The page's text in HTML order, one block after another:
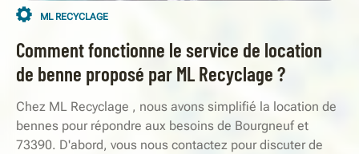
ML RECYCLAGE
Comment fonctionne le service de location
de benne proposé par ML Recyclage ?
Chez ML Recyclage , nous avons simplifié la location de
bennes pour répondre aux besoins de Bourgneuf et
73390. D'abord, vous nous contactez pour discuter de